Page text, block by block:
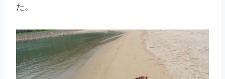
た。